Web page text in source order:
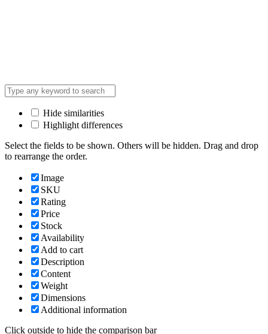
Hide similarities
Highlight differences
Select the fields to be shown. Others will be hidden. Drag and drop
to rearrange the order.
Image
SKU
Rating
Price
Stock
Availability
Add to cart
Description
Content
Weight
Dimensions
Additional information
Click outside to hide the comparison bar